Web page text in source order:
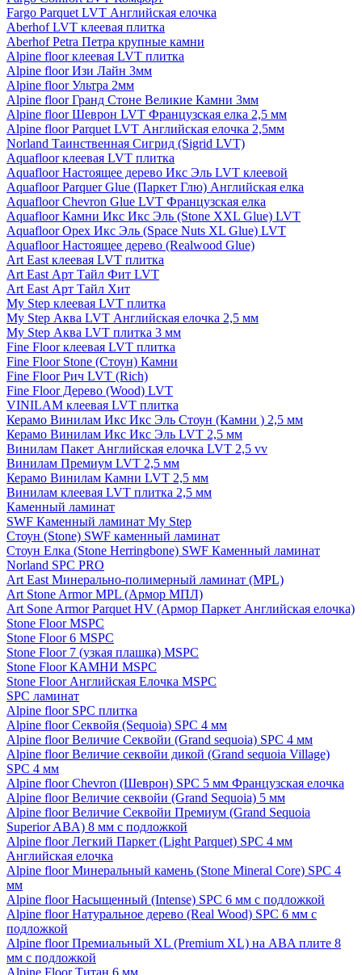
Fargo Parquet LVT Английская елочка
Aberhof LVT клеевая плитка
Aberhof Petra Петра крупные камни
Alpine floor клеевая LVT плитка
Alpine floor Изи Лайн 3мм
Alpine floor Ультра 2мм
Alpine floor Гранд Стоне Великие Камни 3мм
Alpine floor Шеврон LVT Французская елка 2,5 мм
Alpine floor Parquet LVT Английская елочка 2,5мм
Norland Таинственная Сигрид (Sigrid LVT)
Aquafloor клеевая LVT плитка
Aquafloor Настоящее дерево Икс Эль LVT клеевой
Aquafloor Parquer Glue (Паркет Глю) Английская елка
Aquafloor Chevron Glue LVT Французская елка
Aquafloor Камни Икс Икс Эль (Stone XXL Glue) LVT
Aquafloor Орех Икс Эль (Space Nuts XL Glue) LVT
Aquafloor Настоящее дерево (Realwood Glue)
Art East клеевая LVT плитка
Art East Арт Тайл Фит LVT
Art East Арт Тайл Хит
My Step клеевая LVT плитка
My Step Аква LVT Английская елочка 2,5 мм
My Step Аква LVT плитка 3 мм
Fine Floor клеевая LVT плитка
Fine Floor Stone (Стоун) Камни
Fine Floor Рич LVT (Rich)
Fine Floor Дерево (Wood) LVT
VINILAM клеевая LVT плитка
Керамо Винилам Икс Икс Эль Стоун (Камни ) 2,5 мм
Керамо Винилам Икс Икс Эль LVT 2,5 мм
Винилам Пакет Английская елочка LVT 2,5 vv
Винилам Премиум LVT 2,5 мм
Керамо Винилам Камни LVT 2,5 мм
Винилам клеевая LVT плитка 2,5 мм
Каменный ламинат
SWF Каменный ламинат My Step
Стоун (Stone) SWF каменный ламинат
Стоун Елка (Stone Herringbone) SWF Каменный ламинат
Norland SPC PRO
Art East Минерально-полимерный ламинат (MPL)
Art Stone Armor MPL (Армор МПЛ)
Art Sone Armor Parquet HV (Армор Паркет Английская елочка)
Stone Floor MSPC
Stone Floor 6 MSPC
Stone Floor 7 (узкая плашка) MSPC
Stone Floor КАМНИ MSPC
Stone Floor Английская Елочка MSPC
SPC ламинат
Alpine floor SPC плитка
Alpine floor Секвойя (Sequoia) SPC 4 мм
Alpine floor Величие Секвойи (Grand sequoia) SPC 4 мм
Alpine floor Величие секвойи дикой (Grand sequoia Village)
SPC 4 мм
Alpine floor Chevron (Шеврон) SPC 5 мм Французская елочка
Alpine floor Величие секвойи (Grand Sequoia) 5 мм
Alpine floor Величие Секвойи Премиум (Grand Sequoia
Superior ABA) 8 мм с подложкой
Alpine floor Легкий Паркет (Light Parquet) SPC 4 мм
Английская елочка
Alpine floor Минеральный камень (Stone Mineral Core) SPC 4
мм
Alpine floor Насыщенный (Intense) SPC 6 мм с подложкой
Alpine floor Натуральное дерево (Real Wood) SPC 6 мм с
подложкой
Alpine floor Премиальный XL (Premium XL) на ABA плите 8
мм с подложкой
Alpine Floor Титан 6 мм